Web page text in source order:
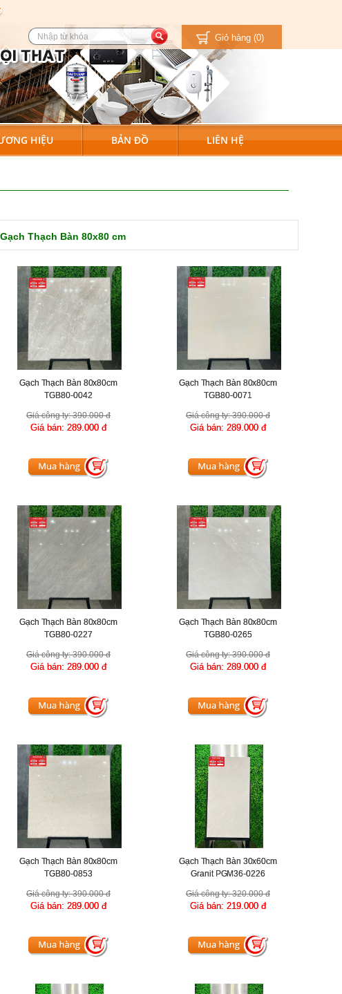
Giỏ hàng (0)
Gạch Thạch Bàn 80x80 cm
Gạch Thạch Bàn 80x80cm
TGB80-0042
Giá công ty:390.000 đ
Giá bán: 289.000 đ
Gạch Thạch Bàn 80x80cm
TGB80-0071
Giá công ty:390.000 đ
Giá bán: 289.000 đ
Gạch Thạch Bàn 80x80cm
TGB80-0227
Giá công ty:390.000 đ
Giá bán: 289.000 đ
Gạch Thạch Bàn 80x80cm
TGB80-0265
Giá công ty:390.000 đ
Giá bán: 289.000 đ
Gạch Thạch Bàn 80x80cm
TGB80-0853
Giá công ty:390.000 đ
Giá bán: 289.000 đ
Gạch Thạch Bàn 30x60cm
Granit PGM36-0226
Giá công ty:320.000 đ
Giá bán: 219.000 đ
HIỆU BẢN ĐỒ LIÊN HỆ